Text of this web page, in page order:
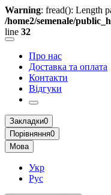
Warning: fread(): Length
/home2/semenale/
line 32
Про нас
Доставка та оплата
Контакти
Відгуки
Закладки0
Порівняння0
Мова
Укр
Рус